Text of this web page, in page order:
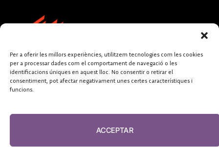
Per a oferir les millors experiències, utilitzem tecnologies com les cookies
per a processar dades com el comportament de navegació o les
identificacions úniques en aquest lloc. No consentir o retirar el
consentiment, pot afectar negativament unes certes característiques i
funcions.
ACCEPTAR
FUNDACIÓ